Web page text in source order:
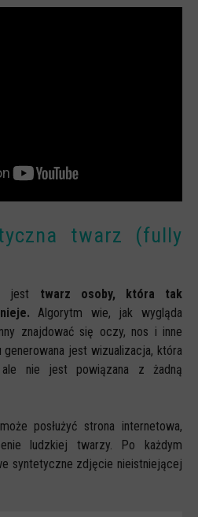
twarz (fully
jest twarz osoby, która tak
Algorytm wie, jak wygląda
znajdować się oczy, nos i inne
jest wizualizacja, która
ale nie jest powiązana z żadną
posłużyć strona internetowa,
ludzkiej twarzy. Po każdym
syntetyczne zdjęcie nieistniejącej